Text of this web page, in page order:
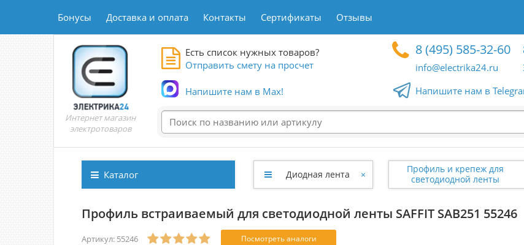
Бонусы Доставка и оплата Контакты Сертификаты Отзывы
Интернет магазин
электротоваров
Есть список нужных товаров?
Отправить смету на просчет
Напишите нам в Max!
8 (495) 585-32-60
info@electrika24.ru
Напишите нам в
Каталог Диодная лента ×
Профиль и крепеж для
светодиодной ленты
Профиль встраиваемый для светодиодной ленты SAFFIT SAB251 55246
Артикул: 55246 Посмотреть аналоги